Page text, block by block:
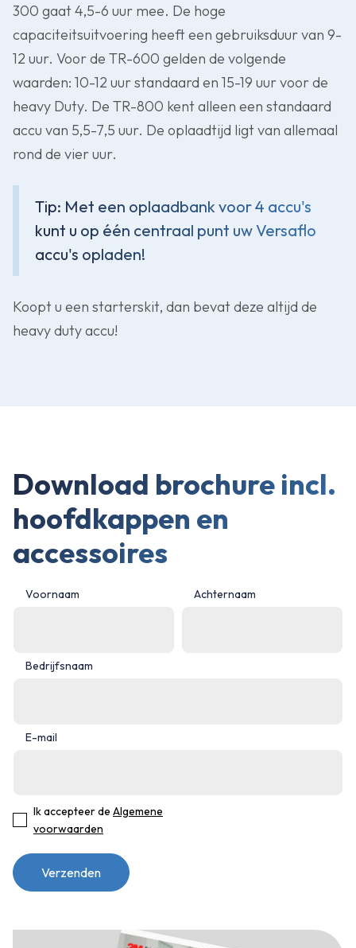
300 gaat 4,5-6 uur mee. De hoge
capaciteitsuitvoering heeft een gebruiksduur van 9-
12 uur. Voor de TR-600 gelden de volgende
waarden: 10-12 uur standaard en 15-19 uur voor de
heavy Duty. De TR-800 kent alleen een standaard
accu van 5,5-7,5 uur. De oplaadtijd ligt van allemaal
rond de vier uur.
Tip: Met een oplaadbank voor 4 accu's
kunt u op één centraal punt uw Versaflo
accu's opladen!
Koopt u een starterskit, dan bevat deze altijd de
heavy duty accu!
Download brochure incl.
hoofdkappen en
accessoires
Voornaam Achternaam
Bedrijfsnaam
E-mail
Ik accepteer de Algemene
voorwaarden